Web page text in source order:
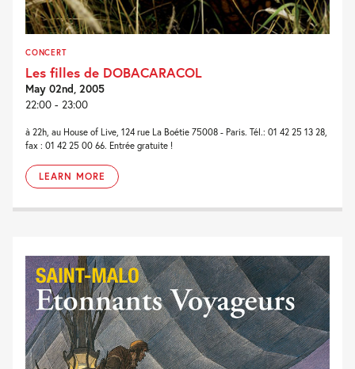
CONCERT
Les filles de DOBACARACOL
May 02nd, 2005
22:00 - 23:00
à 22h, au House of Live, 124 rue La Boétie 75008 - Paris. Tél.: 01 42 25 13 28,
fax : 01 42 25 00 66. Entrée gratuite !
LEARN MORE